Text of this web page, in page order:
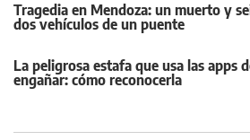
Tragedia en Mendoza: un muerto y
dos vehículos de un puente
La peligrosa estafa que usa las apps
engañar: cómo reconocerla